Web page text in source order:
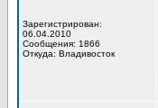
Зарегистрирован:
06.04.2010
Сообщения: 1866
Откуда: Владивосток